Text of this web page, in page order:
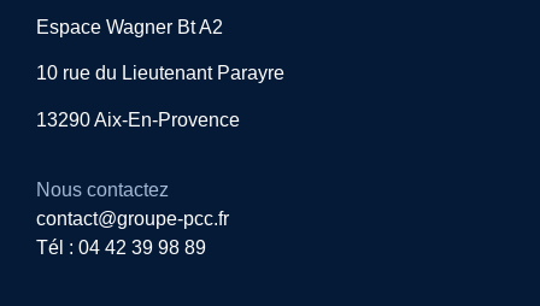
Espace Wagner Bt A2
10 rue du Lieutenant Parayre
13290 Aix-En-Provence
Nous contactez
contact@groupe-pcc.fr
Tél : 04 42 39 98 89